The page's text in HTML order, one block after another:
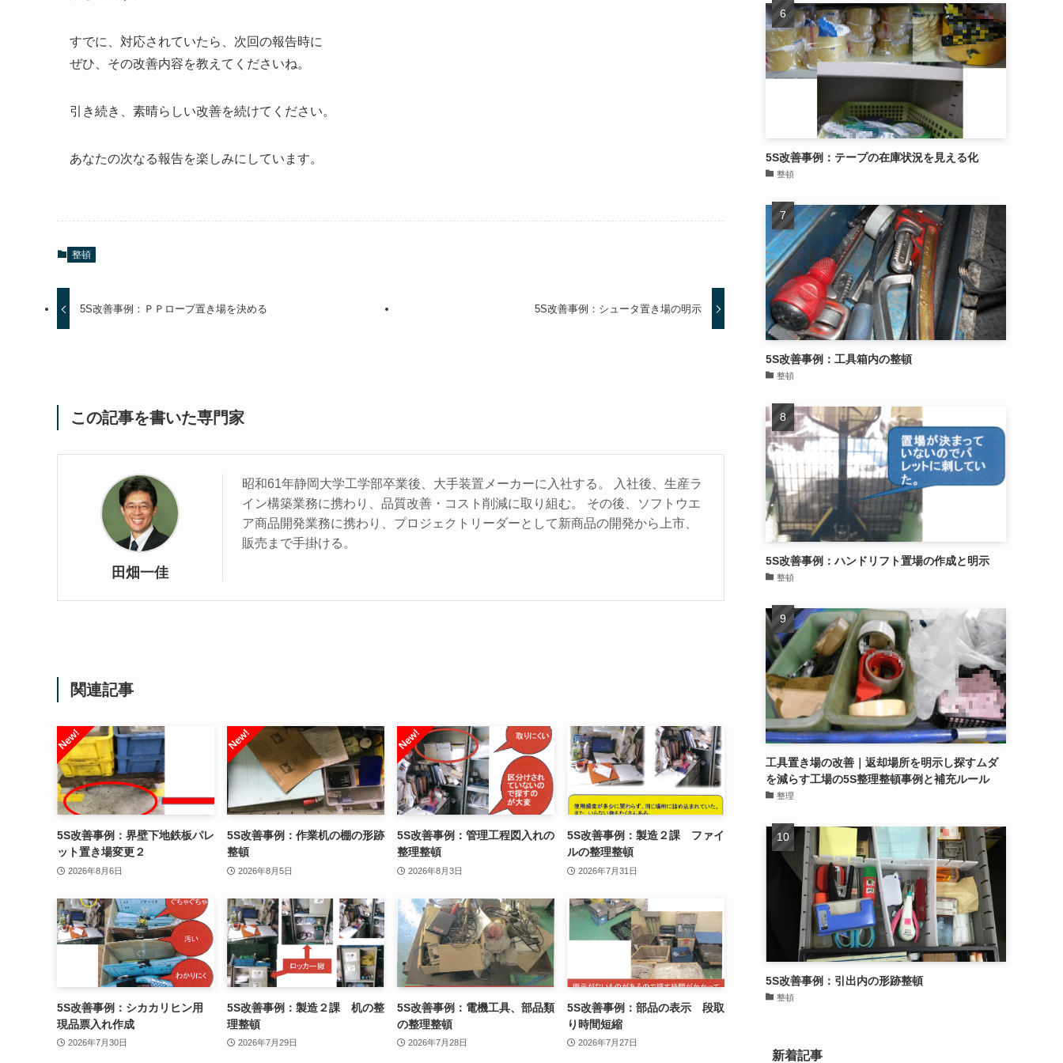
すでに、対応されていたら、次回の報告時に
ぜひ、その改善内容を教えてくださいね。
引き続き、素晴らしい改善を続けてください。
あなたの次なる報告を楽しみにしています。
整頓
5S改善事例：ＰＰロープ置き場を決める 5S改善事例：シュータ置き場の明示
この記事を書いた専門家
田畑一佳
昭和61年静岡大学工学部卒業後、大手装置メーカーに入社する。 入社後、生産ラ
イン構築業務に携わり、品質改善・コスト削減に取り組む。 その後、ソフトウエ
ア商品開発業務に携わり、プロジェクトリーダーとして新商品の開発から上市、
販売まで手掛ける。
関連記事
5S改善事例：界壁下地鉄板パレ
ット置き場変更２
2026年8月6日
5S改善事例：作業机の棚の形跡
整頓
2026年8月5日
5S改善事例：管理工程図入れの
整理整頓
2026年8月3日
5S改善事例：製造２課 ファイ
ルの整理整頓
2026年7月31日
5S改善事例：シカカリヒン用
現品票入れ作成
2026年7月30日
5S改善事例：製造２課 机の整
理整頓
2026年7月29日
5S改善事例：電機工具、部品類
の整理整頓
2026年7月28日
5S改善事例：部品の表示 段取
り時間短縮
2026年7月27日
5S改善事例：テープの在庫状況を見える化
整頓
5S改善事例：工具箱内の整頓
整頓
5S改善事例：ハンドリフト置場の作成と明示
整頓
工具置き場の改善｜返却場所を明示し探すムダ
を減らす工場の5S整理整頓事例と補充ルール
整理
5S改善事例：引出内の形跡整頓
整頓
新着記事